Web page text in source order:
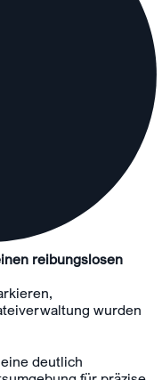
reibungslosen
wurden
deutlich